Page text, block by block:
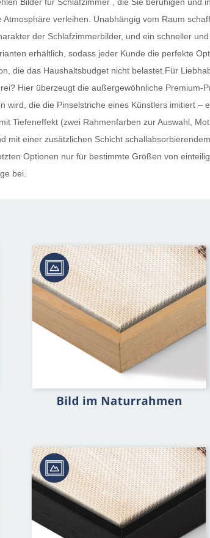
verleihen. Unabhängig vom Raum
der Schlafzimmerbilder, und ein schneller
erhältlich, sodass jeder Kunde die perfekte
die das Haushaltsbudget nicht belastet.Für
Hier überzeugt die außergewöhnliche Premium-
die die Pinselstriche eines Künstlers imitiert –
Tiefeneffekt (zwei Rahmenfarben zur Auswahl,
mit einer zusätzlichen Schicht
Optionen nur für bestimmte Größen von
bei.